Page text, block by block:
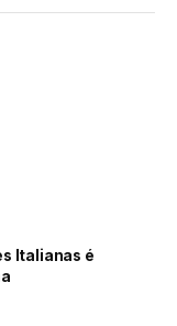
Italianas é